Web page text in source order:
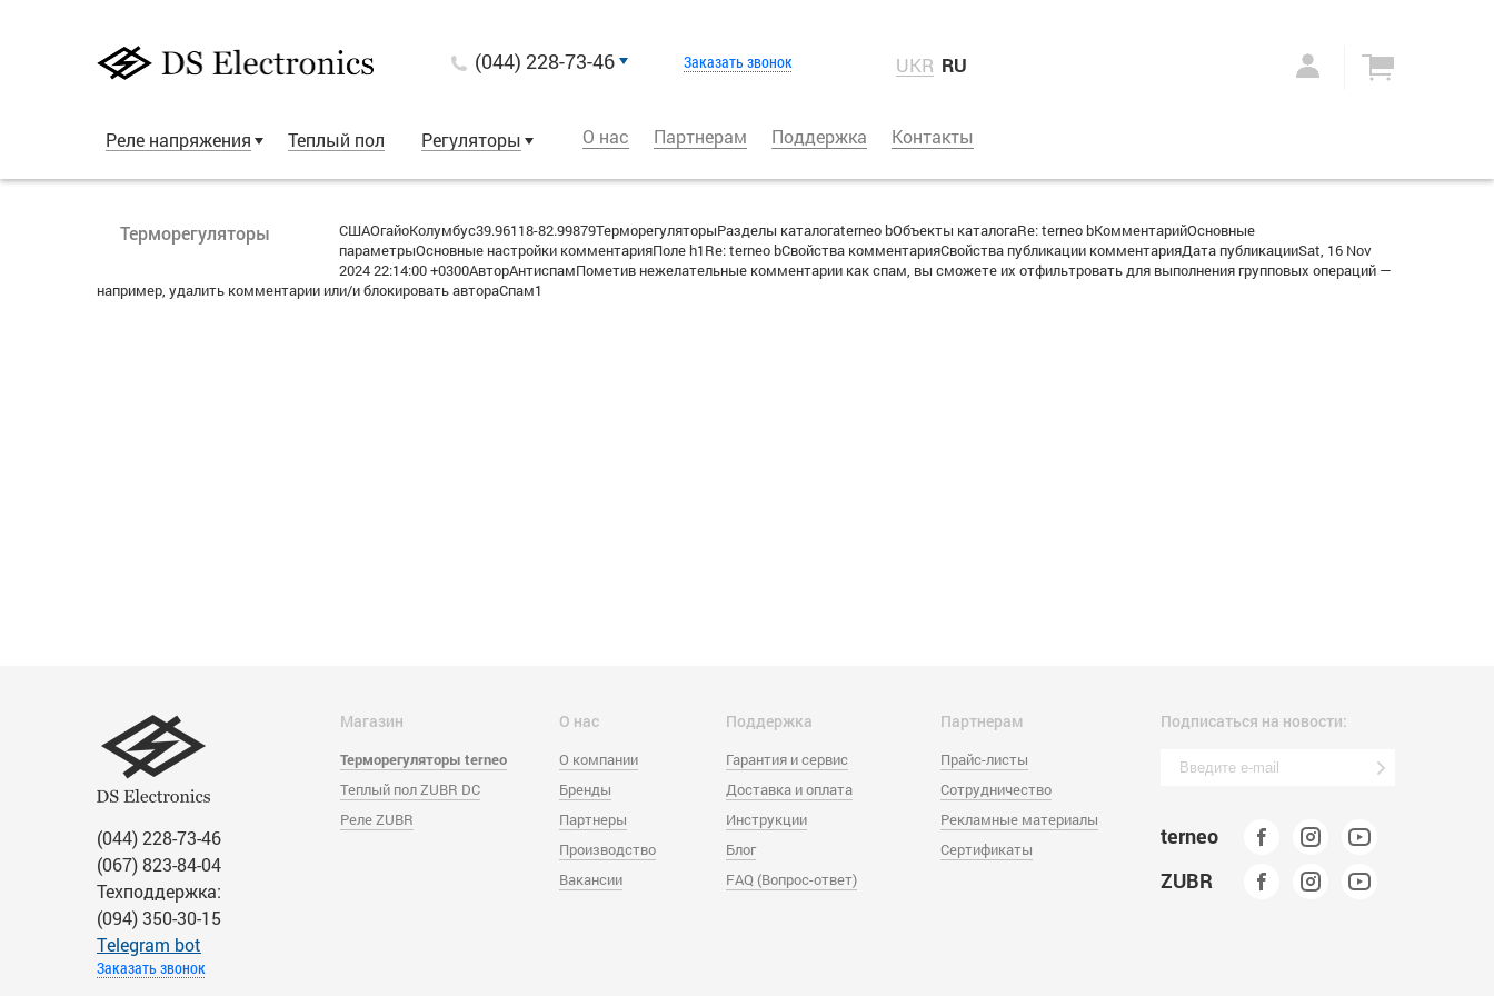
(044) 228-73-46 Заказать звонок UKR RU
Реле напряжения Теплый пол Регуляторы О нас Партнерам Поддержка Контакты
Терморегуляторы
СШАОгайоКолумбус39.96118-82.99879ТерморегуляторыРазделы каталогаterneo bОбъекты каталогаRe: terneo bКомментарийОсновные
параметрыОсновные настройки комментарияПоле h1Re: terneo bСвойства комментарияСвойства публикации комментарияДата публикацииSat, 16 Nov
2024 22:14:00 +0300АвторАнтиспамПометив нежелательные комментарии как спам, вы сможете их отфильтровать для выполнения групповых операций —
например, удалить комментарии или/и блокировать автораСпам1
(044) 228-73-46
(067) 823-84-04
Техподдержка:
(094) 350-30-15
Тelegram bot
Заказать звонок
Магазин
Терморегуляторы terneo
Теплый пол ZUBR DC
Реле ZUBR
О нас
О компании
Бренды
Партнеры
Производство
Вакансии
Поддержка
Гарантия и сервис
Доставка и оплата
Инструкции
Блог
FAQ (Вопрос-ответ)
Партнерам
Прайс-листы
Сотрудничество
Рекламные материалы
Сертификаты
Подписаться на новости:
terneo
ZUBR